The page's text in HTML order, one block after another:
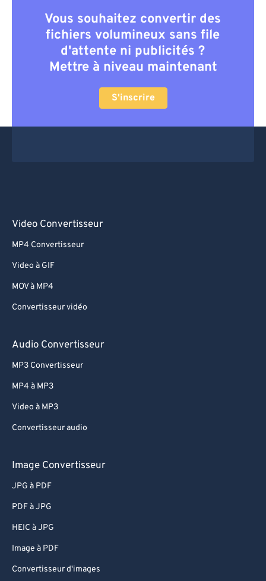
Vous souhaitez convertir des
fichiers volumineux sans file
d'attente ni publicités ?
Mettre à niveau maintenant
S'inscrire
Video Convertisseur
MP4 Convertisseur
Video à GIF
MOV à MP4
Convertisseur vidéo
Audio Convertisseur
MP3 Convertisseur
MP4 à MP3
Video à MP3
Convertisseur audio
Image Convertisseur
JPG à PDF
PDF à JPG
HEIC à JPG
Image à PDF
Convertisseur d'images